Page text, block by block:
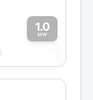
1.0
MW
1